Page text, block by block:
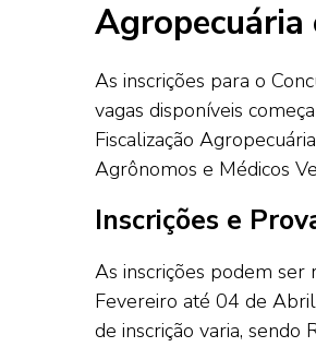
Agropecuária
As inscrições para o
vagas disponíveis
Fiscalização
Agrônomos e Médicos
Inscrições e
As inscrições podem ser
Fevereiro até 04 de
de inscrição varia, sendo